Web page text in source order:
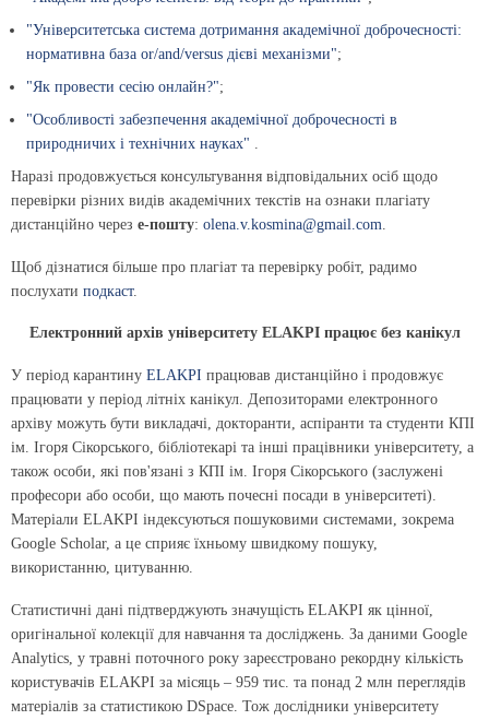
"Університетська система дотримання академічної доброчесності:
нормативна база or/and/versus дієві механізми";
"Як провести сесію онлайн?";
"Особливості забезпечення академічної доброчесності в
природничих і технічних науках" .
Наразі продовжується консультування відповідальних осіб щодо
перевірки різних видів академічних текстів на ознаки плагіату
дистанційно через е-пошту: olena.v.kosmina@gmail.com
Щоб дізнатися більше про плагіат та перевірку робіт, радимо
послухати подкаст.
Електронний архів університету ELAKPI працює без канікул
У період карантину ELAKPI працював дистанційно і продовжує
працювати у період літніх канікул. Депозиторами електронного
архіву можуть бути викладачі, докторанти, аспіранти та студенти КПІ
ім. Ігоря Сікорського, бібліотекарі та інші працівники університету, а
також особи, які пов'язані з КПІ ім. Ігоря Сікорського (заслужені
професори або особи, що мають почесні посади в університеті).
Матеріали ELAKPI індексуються пошуковими системами, зокрема
Google Scholar, а це сприяє їхньому швидкому пошуку,
використанню, цитуванню.
Статистичні дані підтверджують значущість ELAKPI як цінної,
оригінальної колекції для навчання та досліджень. За даними Google
Analytics, у травні поточного року зареєстровано рекордну кількість
користувачів ELAKPI за місяць – 959 тис. та понад 2 млн переглядів
матеріалів за статистикою DSpace. Тож дослідники університету